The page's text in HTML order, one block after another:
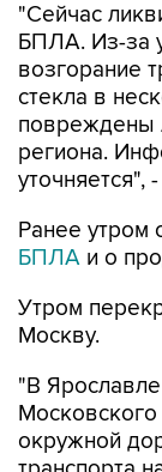
"Сейчас
БПЛА. Из-за
возгорание
стекла в
повреждены
региона.
уточняется", -
Ранее утром
БПЛА и о
Утром
Москву.
"В
окружной